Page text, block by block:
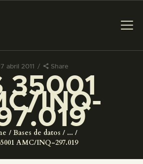
abril 2011 Share
35001
INQ-
Bases de datos
...
AMC/INQ-297.019
LA VISITA